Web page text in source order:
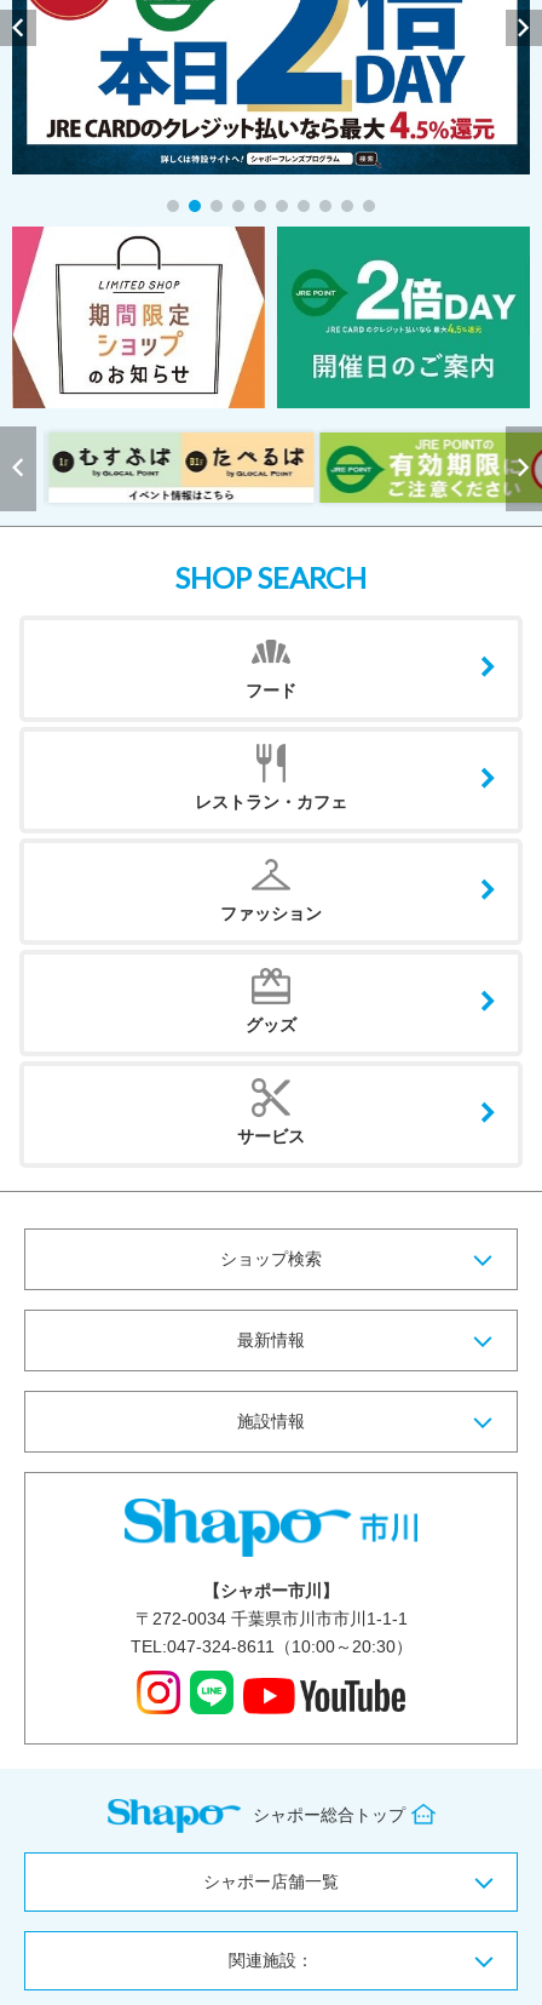
SHOP SEARCH
フード
レストラン・カフェ
ファッション
グッズ
サービス
ショップ検索
最新情報
施設情報
【シャポー市川】
〒 272-0034千葉県市川市市川1-1-1
TEL:047-324-8611（10:00～20:30）
シャポー総合トップ
シャポー店舗一覧
関連施設：